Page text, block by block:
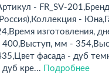
- FR_SV-
-
изготовления,
400,Выступ, мм -
фасада - дуб
дуб кре...
Подробнее